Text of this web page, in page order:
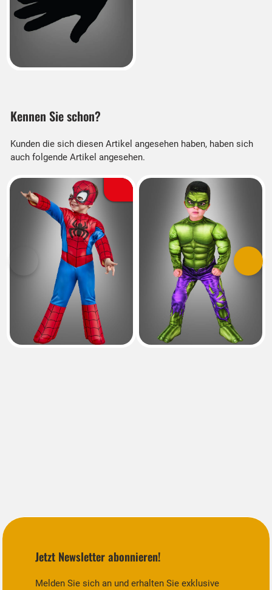
Kennen Sie schon?
Kunden die sich diesen Artikel angesehen haben, haben sich
auch folgende Artikel angesehen.
Vorherige
Jetzt Newsletter abonnieren!
Melden Sie sich an und erhalten Sie exklusive